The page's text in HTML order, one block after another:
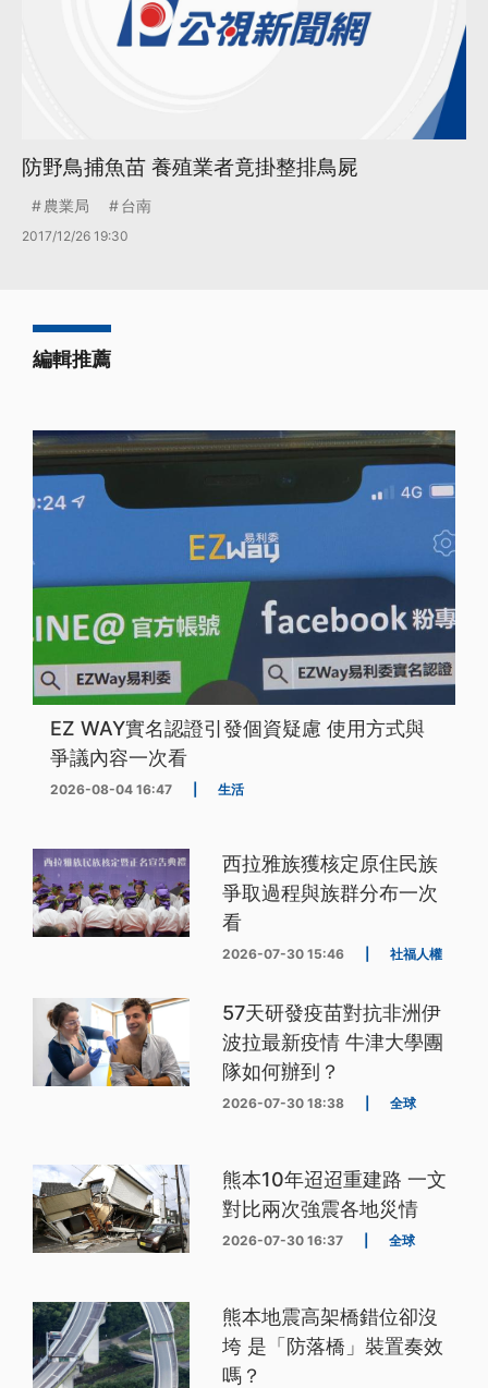
防野鳥捕魚苗 養殖業者竟掛整排鳥屍
農業局 台南
2017/12/26 19:30
編輯推薦
EZ WAY實名認證引發個資疑慮 使用方式與
爭議內容一次看
2026-08-04 16:47 生活
西拉雅族獲核定原住民族
爭取過程與族群分布一次
看
2026-07-30 15:46 社福人權
57天研發疫苗對抗非洲伊
波拉最新疫情 牛津大學團
隊如何辦到？
2026-07-30 18:38 全球
熊本10年迢迢重建路 一文
對比兩次強震各地災情
2026-07-30 16:37 全球
熊本地震高架橋錯位卻沒
垮 是「防落橋」裝置奏效
嗎？